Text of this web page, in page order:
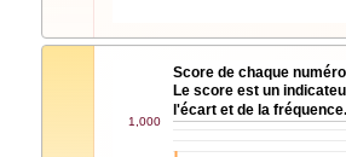
Score de chaque
Le score est un
l'écart et de la fréquence.
1,000